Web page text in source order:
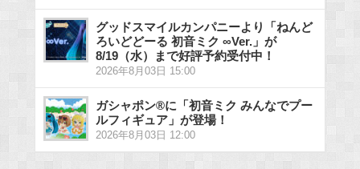
グッドスマイルカンパニーより「ねんど
ろいどどーる 初音ミク ∞Ver.」が
8/19（水）まで好評予約受付中！
2026年8月03日 15:00
ガシャポン®に「初音ミク みんなでプー
ルフィギュア」が登場！
2026年8月03日 12:00